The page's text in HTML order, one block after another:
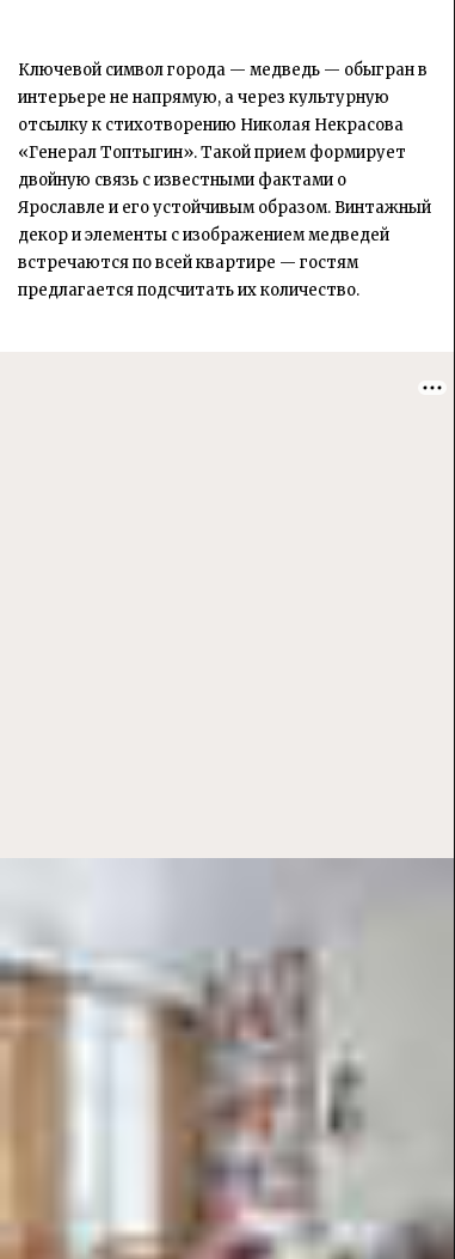
Ключевой символ города — медведь — обыгран в
интерьере не напрямую, а через культурную
отсылку к стихотворению Николая Некрасова
«Генерал Топтыгин». Такой прием формирует
двойную связь с известными фактами о
Ярославле и его устойчивым образом. Винтажный
декор и элементы с изображением медведей
встречаются по всей квартире — гостям
предлагается подсчитать их количество.